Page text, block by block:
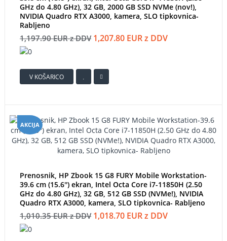
GHz do 4.80 GHz), 32 GB, 2000 GB SSD NVMe (nov!),
NVIDIA Quadro RTX A3000, kamera, SLO tipkovnica-
Rabljeno
1,197.90 EUR z DDV 1,207.80 EUR z DDV
V KOŠARICO
AKCIJA
Prenosnik, HP Zbook 15 G8 FURY Mobile Workstation-
39.6 cm (15.6'') ekran, Intel Octa Core i7-11850H (2.50
GHz do 4.80 GHz), 32 GB, 512 GB SSD (NVMe!), NVIDIA
Quadro RTX A3000, kamera, SLO tipkovnica- Rabljeno
1,010.35 EUR z DDV 1,018.70 EUR z DDV